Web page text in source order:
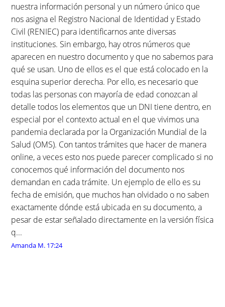
nuestra información personal y un número único que
nos asigna el Registro Nacional de Identidad y Estado
Civil (RENIEC) para identificarnos ante diversas
instituciones. Sin embargo, hay otros números que
aparecen en nuestro documento y que no sabemos para
qué se usan. Uno de ellos es el que está colocado en la
esquina superior derecha. Por ello, es necesario que
todas las personas con mayoría de edad conozcan al
detalle todos los elementos que un DNI tiene dentro, en
especial por el contexto actual en el que vivimos una
pandemia declarada por la Organización Mundial de la
Salud (OMS). Con tantos trámites que hacer de manera
online, a veces esto nos puede parecer complicado si no
conocemos qué información del documento nos
demandan en cada trámite. Un ejemplo de ello es su
fecha de emisión, que muchos han olvidado o no saben
exactamente dónde está ubicada en su documento, a
pesar de estar señalado directamente en la versión física
q...
Amanda M. 17:24